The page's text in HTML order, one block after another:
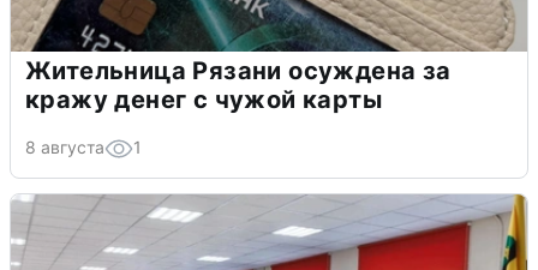
Жительница Рязани осуждена за
кражу денег с чужой карты
8 августа 1